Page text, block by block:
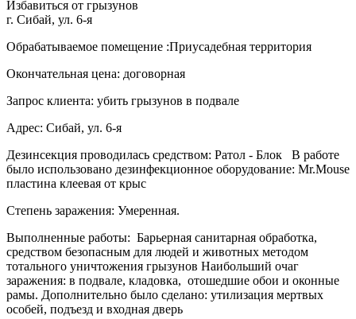
Избавиться от грызунов
г. Сибай, ул. 6-я
Обрабатываемое помещение :Приусадебная территория
Окончательная цена: договорная
Запрос клиента: убить грызунов в подвале
Адрес: Сибай, ул. 6-я
Дезинсекция проводилась средством: Ратол - Блок В работе
было использовано дезинфекционное оборудование: Mr.Mouse
пластина клеевая от крыс
Степень заражения: Умеренная.
Выполненные работы: Барьерная санитарная обработка,
средством безопасным для людей и животных методом
тотального уничтожения грызунов Наибольший очаг
заражения: в подвале, кладовка, отошедшие обои и оконные
рамы. Дополнительно было сделано: утилизация мертвых
особей, подъезд и входная дверь